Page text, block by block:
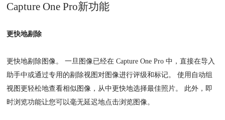
Capture One Pro新功能
更快地剔除
更快地剔除图像。 一旦图像已经在 Capture One Pro 中，直接在导入
助手中或通过专用的剔除视图对图像进行评级和标记。 使用自动组
视图更轻松地查看相似图像，从中更快地选择最佳照片。 此外，即
时浏览功能让您可以毫无延迟地点击浏览图像。